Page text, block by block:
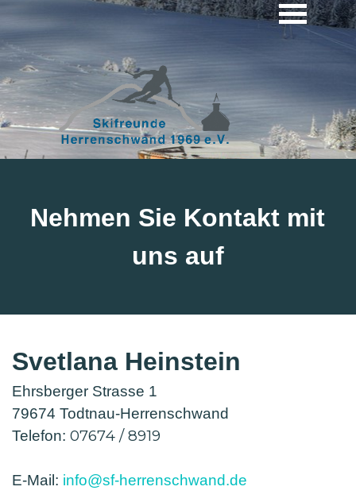
Nehmen Sie Kontakt mit
uns auf
Svetlana Heinstein
Ehrsberger Strasse 1
79674 Todtnau-Herrenschwand
Telefon: 07674 / 8919
E-Mail: info@sf-herrenschwand.de